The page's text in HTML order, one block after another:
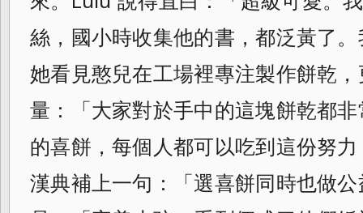
絲，國小時收集他的書，都泛黃了
她看見憨兒在工場裡專注製作餅乾
量：「大家對於手中的這塊餅乾都
的喜餅，每個人都可以吃到這份努
漢典補上一句：「選喜餅同時也做